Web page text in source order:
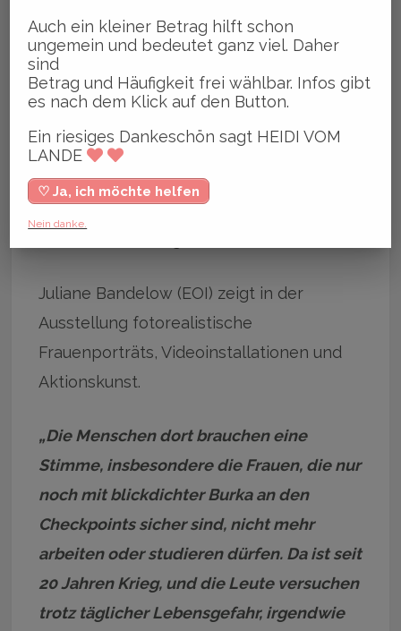
im Kampf gegen das Terror-Regime der
Taliban.
Ausstellungen mit den Werken
afghanischer Künstler:innen und hilft
Frauen bei der Flucht aus Afghanistan
Juliane Bandelow (EOI) zeigt in der
Ausstellung fotorealistische
Frauenporträts, Videoinstallationen und
Aktionskunst.
„Die Menschen dort brauchen eine
Stimme, insbesondere die Frauen, die nur
noch mit blickdichter Burka an den
Checkpoints sicher sind, nicht mehr
arbeiten oder studieren dürfen. Da ist seit
20 Jahren Krieg, und die Leute versuchen
trotz täglicher Lebensgefahr, irgendwie
Auch ein kleiner Betrag hilft schon
ungemein und bedeutet ganz viel. Daher
sind
Betrag und Häufigkeit frei wählbar. Infos gibt
es nach dem Klick auf den Button.
Ein riesiges Dankeschön sagt HEIDI VOM
LANDE
♡ Ja, ich möchte helfen
Nein danke.